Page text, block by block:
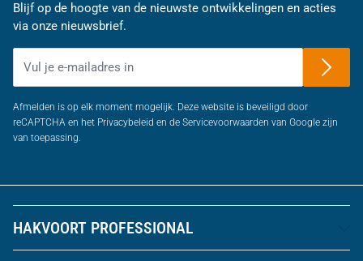
Blijf op de hoogte van de nieuwste ontwikkelingen en acties
via onze nieuwsbrief.
Afmelden is op elk moment mogelijk. Deze website is beveiligd door
reCAPTCHA en het Privacybeleid en de Servicevoorwaarden van Google zijn
van toepassing.
HAKVOORT PROFESSIONAL